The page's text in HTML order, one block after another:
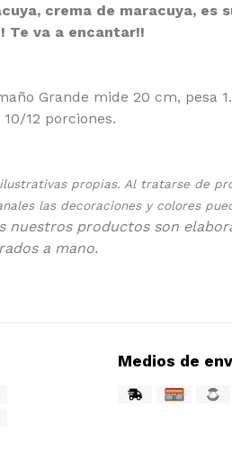
crema de maracuya, es
Te va a encantar!!
Grande mide 20 cm, pesa
12 porciones.
propias. Al tratarse de
las decoraciones y colores
nuestros productos son
a mano.
Medios de